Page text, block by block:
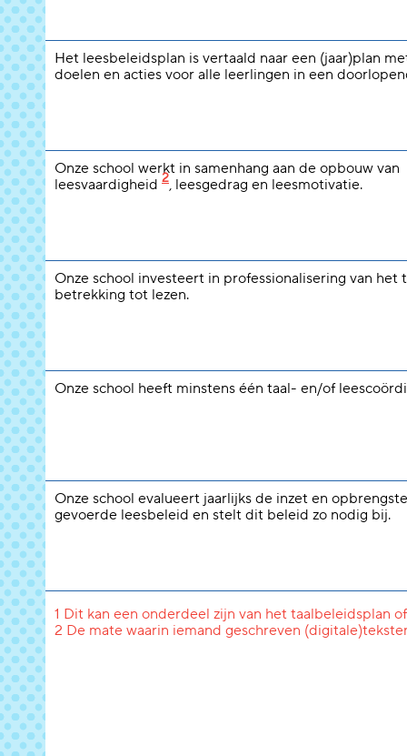
Het leesbeleidsplan is vertaald naar een (jaar)plan
doelen en acties voor alle leerlingen in een
Onze school werkt in samenhang aan de opbouw van
leesvaardigheid 2, leesgedrag en leesmotivatie.
Onze school investeert in professionalisering van het
betrekking tot lezen.
Onze school heeft minstens één taal- en/of
Onze school evalueert jaarlijks de inzet en
gevoerde leesbeleid en stelt dit beleid zo nodig bij.
1 Dit kan een onderdeel zijn van het taalbeleidsplan
2 De mate waarin iemand geschreven